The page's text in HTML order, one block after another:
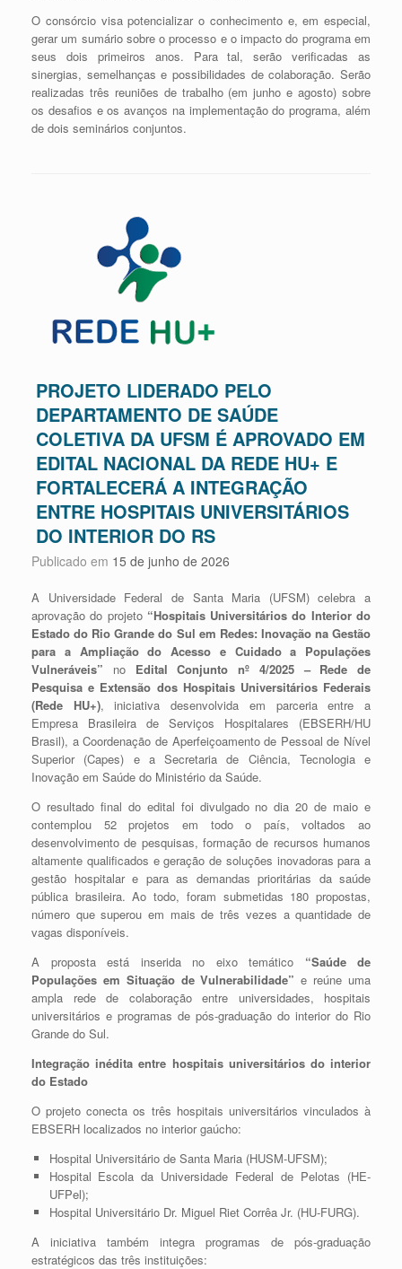
O consórcio visa potencializar o conhecimento e, em especial,
gerar um sumário sobre o processo e o impacto do programa em
seus dois primeiros anos. Para tal, serão verificadas as
sinergias, semelhanças e possibilidades de colaboração. Serão
realizadas três reuniões de trabalho (em junho e agosto) sobre
os desafios e os avanços na implementação do programa, além
de dois seminários conjuntos.
PROJETO LIDERADO PELO
DEPARTAMENTO DE SAÚDE
COLETIVA DA UFSM É APROVADO EM
EDITAL NACIONAL DA REDE HU+ E
FORTALECERÁ A INTEGRAÇÃO
ENTRE HOSPITAIS UNIVERSITÁRIOS
DO INTERIOR DO RS
Publicado em 15 de junho de 2026
A Universidade Federal de Santa Maria (UFSM) celebra a
aprovação do projeto “Hospitais Universitários do Interior do
Estado do Rio Grande do Sul em Redes: Inovação na Gestão
para a Ampliação do Acesso e Cuidado a Populações
Vulneráveis” noEdital Conjunto nº 4/2025 – Rede de
Pesquisa e Extensão dos Hospitais Universitários Federais
(Rede HU+), iniciativa desenvolvida em parceria entre a
Empresa Brasileira de Serviços Hospitalares (EBSERH/HU
Brasil), a Coordenação de Aperfeiçoamento de Pessoal de Nível
Superior (Capes) e a Secretaria de Ciência, Tecnologia e
Inovação em Saúde do Ministério da Saúde.
O resultado final do edital foi divulgado no dia 20 de maio e
contemplou 52 projetos em todo o país, voltados ao
desenvolvimento de pesquisas, formação de recursos humanos
altamente qualificados e geração de soluções inovadoras para a
gestão hospitalar e para as demandas prioritárias da saúde
pública brasileira. Ao todo, foram submetidas 180 propostas,
número que superou em mais de três vezes a quantidade de
vagas disponíveis.
A proposta está inserida no eixo temático “Saúde de
Populações em Situação de Vulnerabilidade” e reúne uma
ampla rede de colaboração entre universidades, hospitais
universitários e programas de pós-graduação do interior do Rio
Grande do Sul.
Integração inédita entre hospitais universitários do interior
do Estado
O projeto conecta os três hospitais universitários vinculados à
EBSERH localizados no interior gaúcho:
Hospital Universitário de Santa Maria (HUSM-UFSM);
Hospital Escola da Universidade Federal de Pelotas (HE-
UFPel);
Hospital Universitário Dr. Miguel Riet Corrêa Jr. (HU-FURG).
A iniciativa também integra programas de pós-graduação
estratégicos das três instituições: